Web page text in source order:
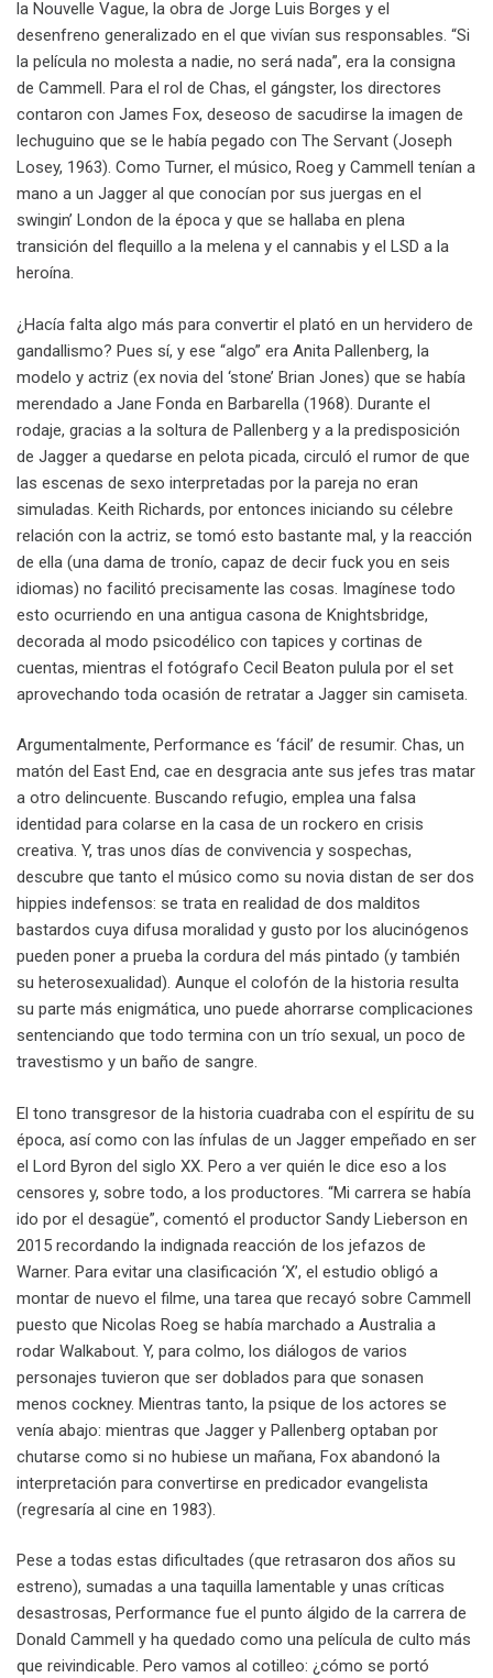
la Nouvelle Vague, la obra de Jorge Luis Borges y el
desenfreno generalizado en el que vivían sus responsables. “Si
la película no molesta a nadie, no será nada”, era la consigna
de Cammell. Para el rol de Chas, el gángster, los directores
contaron con James Fox, deseoso de sacudirse la imagen de
lechuguino que se le había pegado con The Servant (Joseph
Losey, 1963). Como Turner, el músico, Roeg y Cammell tenían a
mano a un Jagger al que conocían por sus juergas en el
swingin’ London de la época y que se hallaba en plena
transición del flequillo a la melena y el cannabis y el LSD a la
heroína.
¿Hacía falta algo más para convertir el plató en un hervidero de
gandallismo? Pues sí, y ese “algo” era Anita Pallenberg, la
modelo y actriz (ex novia del ‘stone’ Brian Jones) que se había
merendado a Jane Fonda en Barbarella (1968). Durante el
rodaje, gracias a la soltura de Pallenberg y a la predisposición
de Jagger a quedarse en pelota picada, circuló el rumor de que
las escenas de sexo interpretadas por la pareja no eran
simuladas. Keith Richards, por entonces iniciando su célebre
relación con la actriz, se tomó esto bastante mal, y la reacción
de ella (una dama de tronío, capaz de decir fuck you en seis
idiomas) no facilitó precisamente las cosas. Imagínese todo
esto ocurriendo en una antigua casona de Knightsbridge,
decorada al modo psicodélico con tapices y cortinas de
cuentas, mientras el fotógrafo Cecil Beaton pulula por el set
aprovechando toda ocasión de retratar a Jagger sin camiseta.
Argumentalmente, Performance es ‘fácil’ de resumir. Chas, un
matón del East End, cae en desgracia ante sus jefes tras matar
a otro delincuente. Buscando refugio, emplea una falsa
identidad para colarse en la casa de un rockero en crisis
creativa. Y, tras unos días de convivencia y sospechas,
descubre que tanto el músico como su novia distan de ser dos
hippies indefensos: se trata en realidad de dos malditos
bastardos cuya difusa moralidad y gusto por los alucinógenos
pueden poner a prueba la cordura del más pintado (y también
su heterosexualidad). Aunque el colofón de la historia resulta
su parte más enigmática, uno puede ahorrarse complicaciones
sentenciando que todo termina con un trío sexual, un poco de
travestismo y un baño de sangre.
El tono transgresor de la historia cuadraba con el espíritu de su
época, así como con las ínfulas de un Jagger empeñado en ser
el Lord Byron del siglo XX. Pero a ver quién le dice eso a los
censores y, sobre todo, a los productores. “Mi carrera se había
ido por el desagüe”, comentó el productor Sandy Lieberson en
2015 recordando la indignada reacción de los jefazos de
Warner. Para evitar una clasificación ‘X’, el estudio obligó a
montar de nuevo el filme, una tarea que recayó sobre Cammell
puesto que Nicolas Roeg se había marchado a Australia a
rodar Walkabout. Y, para colmo, los diálogos de varios
personajes tuvieron que ser doblados para que sonasen
menos cockney. Mientras tanto, la psique de los actores se
venía abajo: mientras que Jagger y Pallenberg optaban por
chutarse como si no hubiese un mañana, Fox abandonó la
interpretación para convertirse en predicador evangelista
(regresaría al cine en 1983).
Pese a todas estas dificultades (que retrasaron dos años su
estreno), sumadas a una taquilla lamentable y unas críticas
desastrosas, Performance fue el punto álgido de la carrera de
Donald Cammell y ha quedado como una película de culto más
que reivindicable. Pero vamos al cotilleo: ¿cómo se portó